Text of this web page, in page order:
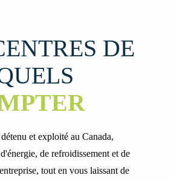
DE
et exploité au Canada,
de refroidissement et de
tout en vous laissant de